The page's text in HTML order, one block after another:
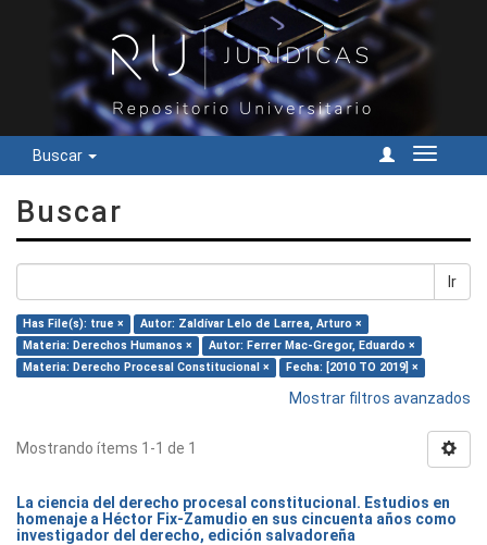
Buscar
Cambiar
Buscar
Ir
Has File(s): true ×
Autor: Zaldívar Lelo de Larrea, Arturo ×
Materia: Derechos Humanos ×
Autor: Ferrer Mac-Gregor, Eduardo ×
Materia: Derecho Procesal Constitucional ×
Fecha: [2010 TO 2019] ×
Mostrar filtros avanzados
Mostrando ítems 1-1 de 1
La ciencia del derecho procesal constitucional. Estudios en
homenaje a Héctor Fix-Zamudio en sus cincuenta años como
investigador del derecho, edición salvadoreña